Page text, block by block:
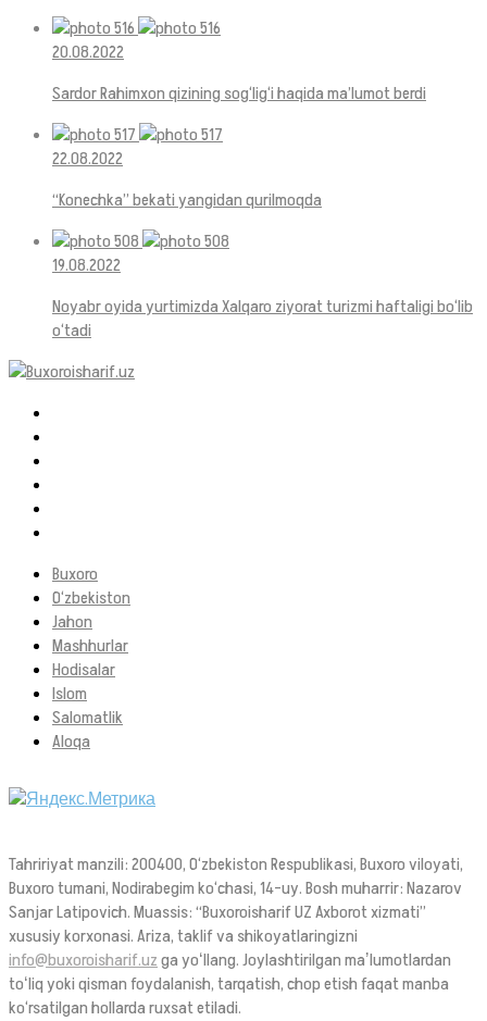
20.08.2022
Sardor Rahimxon qizining sog‘lig‘i haqida ma’lumot berdi
22.08.2022
“Konechka” bekati yangidan qurilmoqda
19.08.2022
Noyabr oyida yurtimizda Xalqaro ziyorat turizmi haftaligi bo‘lib
o‘tadi
Buxoro
O‘zbekiston
Jahon
Mashhurlar
Hodisalar
Islom
Salomatlik
Aloqa
Tahririyat manzili: 200400, O‘zbekiston Respublikasi, Buxoro viloyati,
Buxoro tumani, Nodirabegim ko‘chasi, 14-uy. Bosh muharrir: Nazarov
Sanjar Latipovich. Muassis: “Buxoroisharif UZ Axborot xizmati”
xususiy korxonasi. Ariza, taklif va shikoyatlaringizni
info@buxoroisharif.uzga yoʻllang. Joylashtirilgan maʼlumotlardan
toʻliq yoki qisman foydalanish, tarqatish, chop etish faqat manba
ko‘rsatilgan hollarda ruxsat etiladi.